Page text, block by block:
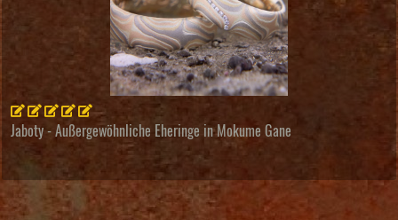
Jaboty - Außergewöhnliche Eheringe in Mokume Gane